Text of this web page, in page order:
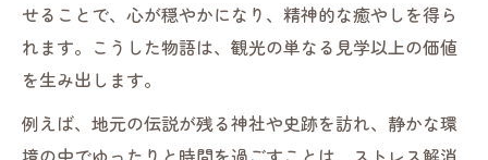
せることで、心が穏やかになり、精神的な癒やしを得ら
れます。こうした物語は、観光の単なる見学以上の価値
を生み出します。
例えば、地元の伝説が残る神社や史跡を訪れ、静かな環